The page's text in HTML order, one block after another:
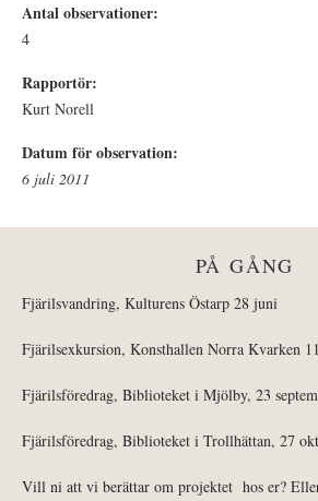
Antal observationer:
4
Rapportör:
Kurt Norell
Datum för observation:
6 juli 2011
PÅ GÅNG
Fjärilsvandring, Kulturens Östarp 28 juni
Fjärilsexkursion, Konsthallen Norra Kvarken
Fjärilsföredrag, Biblioteket i Mjölby, 23
Fjärilsföredrag, Biblioteket i Trollhättan, 27
Vill ni att vi berättar om projektet hos er?